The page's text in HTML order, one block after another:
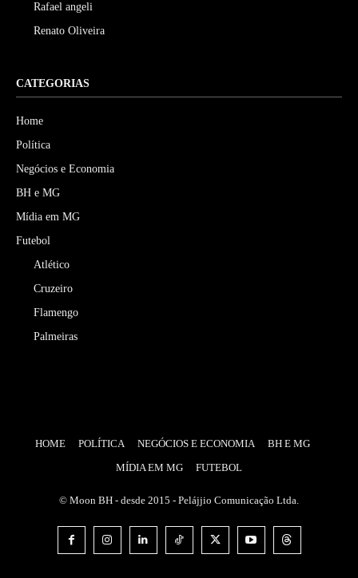
Rafael angeli
Renato Oliveira
CATEGORIAS
Home
Política
Negócios e Economia
BH e MG
Mídia em MG
Futebol
Atlético
Cruzeiro
Flamengo
Palmeiras
HOME POLÍTICA NEGÓCIOS E ECONOMIA
BH E MG
MÍDIA EM MG
FUTEBOL
© Moon BH - desde 2015 - Pelájjio Comunicação Ltda.